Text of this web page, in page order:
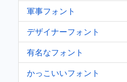
軍事フォント
デザイナーフォント
有名なフォント
かっこいいフォント